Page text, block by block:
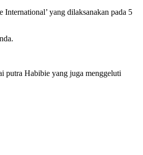
yang dilaksanakan pada 5
putra Habibie yang juga menggeluti